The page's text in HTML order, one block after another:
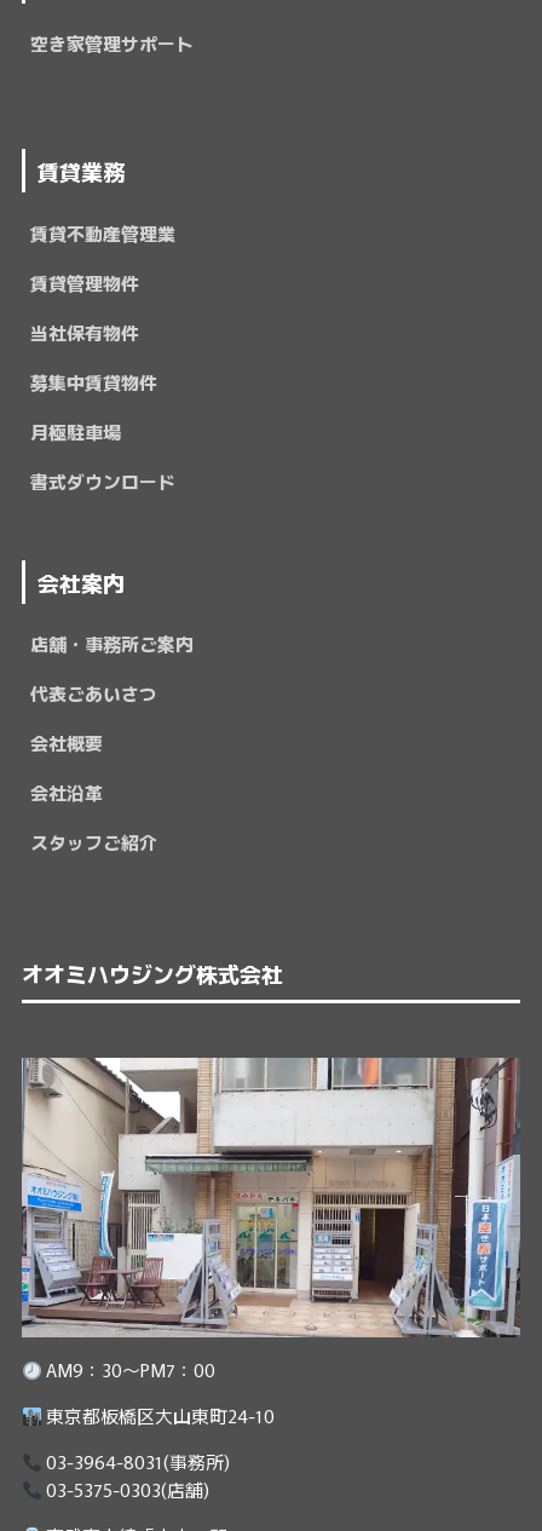
空き家管理サポート
賃貸業務
賃貸不動産管理業
賃貸管理物件
当社保有物件
募集中賃貸物件
月極駐車場
書式ダウンロード
会社案内
店舗・事務所ご案内
代表ごあいさつ
会社概要
会社沿革
スタッフご紹介
オオミハウジング株式会社
AM9：30～PM7：00
東京都板橋区大山東町24-10
03-3964-8031(事務所)
03-5375-0303(店舗)